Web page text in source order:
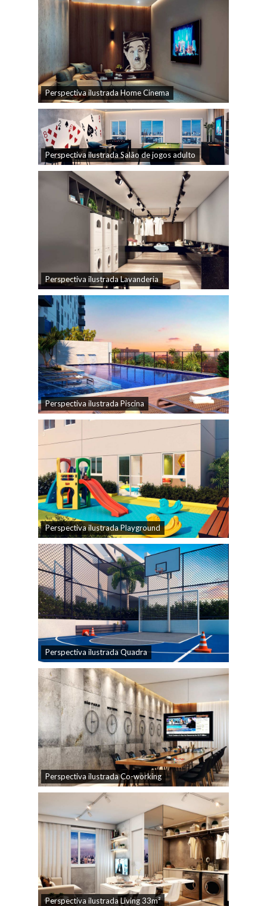
Perspectiva ilustrada Home Cinema
Perspectiva ilustrada Salão de jogos adulto
Perspectiva ilustrada Lavanderia
Perspectiva ilustrada Piscina
Perspectiva ilustrada Playground
Perspectiva ilustrada Quadra
Perspectiva ilustrada Co-working
Perspectiva ilustrada Living 33m²